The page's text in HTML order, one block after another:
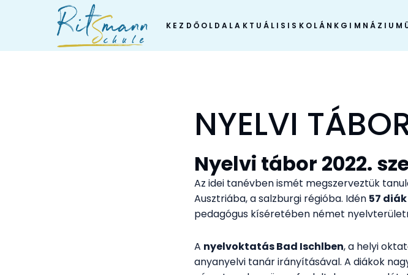
KEZDŐOLDALAKTUÁLIS ISKOLÁNK GIMNÁZIUM
NYELVI
Nyelvi tábor 2022.
Az idei tanévben ismét megszerveztük
Ausztriába, a salzburgi régióba. Idén 57 diák
pedagógus kíséretében német
A nyelvoktatás Bad Ischlben, a helyi
anyanyelvi tanár irányításával. A diákok